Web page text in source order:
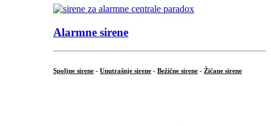
Alarmne sirene
Spoljne sirene - Unutrašnje sirene - Bežične sirene - Žičane sirene